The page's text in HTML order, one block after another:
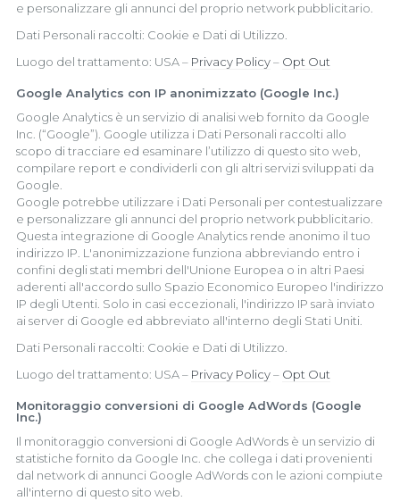
e personalizzare gli annunci del proprio network pubblicitario.
Dati Personali raccolti: Cookie e Dati di Utilizzo.
Luogo del trattamento: USA – Privacy Policy– Opt Out
Google Analytics con IP anonimizzato (Google Inc.)
Google Analytics è un servizio di analisi web fornito da Google
Inc. (“Google”). Google utilizza i Dati Personali raccolti allo
scopo di tracciare ed esaminare l’utilizzo di questo sito web,
compilare report e condividerli con gli altri servizi sviluppati da
Google.
Google potrebbe utilizzare i Dati Personali per contestualizzare
e personalizzare gli annunci del proprio network pubblicitario.
Questa integrazione di Google Analytics rende anonimo il tuo
indirizzo IP. L'anonimizzazione funziona abbreviando entro i
confini degli stati membri dell'Unione Europea o in altri Paesi
aderenti all'accordo sullo Spazio Economico Europeo l'indirizzo
IP degli Utenti. Solo in casi eccezionali, l'indirizzo IP sarà inviato
ai server di Google ed abbreviato all'interno degli Stati Uniti.
Dati Personali raccolti: Cookie e Dati di Utilizzo.
Luogo del trattamento: USA – Privacy Policy– Opt Out
Monitoraggio conversioni di Google AdWords (Google
Inc.)
Il monitoraggio conversioni di Google AdWords è un servizio di
statistiche fornito da Google Inc. che collega i dati provenienti
dal network di annunci Google AdWords con le azioni compiute
all'interno di questo sito web.